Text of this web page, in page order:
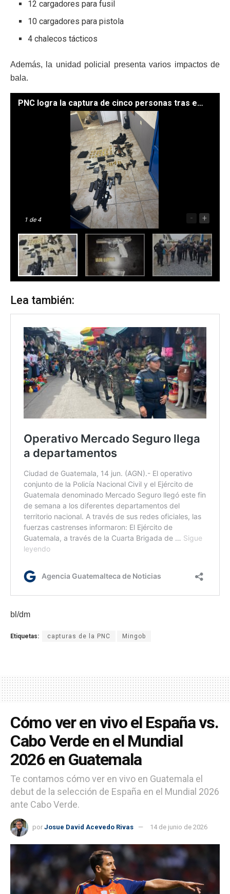
12 cargadores para fusil
10 cargadores para pistola
4 chalecos tácticos
Además, la unidad policial presenta varios impactos de
bala.
PNC logra la captura de cinco personas tras enfrentamiento armado en Morales Izabal . / Fotos: PNC.
1 de 4 - +
Lea también:
bl/dm
Etiquetas: capturas de la PNC Mingob
Cómo ver en vivo el España vs.
Cabo Verde en el Mundial
2026 en Guatemala
Te contamos cómo ver en vivo en Guatemala el
debut de la selección de España en el Mundial 2026
ante Cabo Verde.
por Josue David Acevedo Rivas 14 de junio de 2026